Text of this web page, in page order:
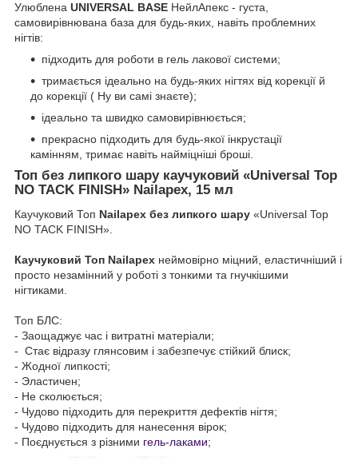
Улюблена UNIVERSAL BASE НейлАпекс - густа,
самовирівнювана база для будь-яких, навіть проблемних
нігтів:
підходить для роботи в гель лакової системи;
тримається ідеально на будь-яких нігтях від корекції й
до корекції ( Ну ви самі знаєте);
ідеально та швидко самовирівнюється;
прекрасно підходить для будь-якої інкрустації
камінням, тримає навіть найміцніші броші.
Топ без липкого шару каучуковий «Universal Top
NO TACK FINISH» Nailapex, 15 мл
Каучуковий Топ Nailapex без липкого шару «Universal Top
NO TACK FINISH». ⠀
Каучуковий Топ Nailapex неймовірно міцний, еластичніший і
просто незамінний у роботі з тонкими та гнучкішими
нігтиками. ⠀
Топ БЛС: ⠀
- Заощаджує час і витратні матеріали; ⠀
- Стає відразу глянсовим і забезпечує стійкий блиск; ⠀
- Жодної липкості; ⠀
- Эластичен; ⠀
- Не сколюється; ⠀
- Чудово підходить для перекриття дефектів нігтя; ⠀
- Чудово підходить для нанесення вірок; ⠀
- Поєднується з різними гель-лаками;